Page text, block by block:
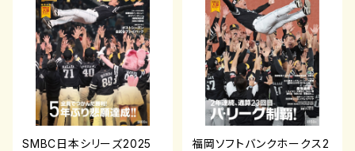
SMBC日本シリーズ2025
福岡ソフトバンクホークス2